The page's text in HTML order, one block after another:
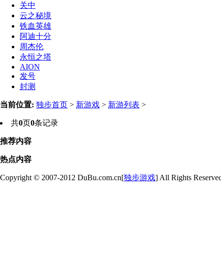
关中
云之秘境
铁血英雄
阿迪十分
周杰伦
永恒之塔
AION
发号
封测
当前位置: 独步首页 > 新游戏 > 新游列表 >
共0页0条记录
推荐内容
热点内容
Copyright © 2007-2012 DuBu.com.cn[独步游戏] All Rights